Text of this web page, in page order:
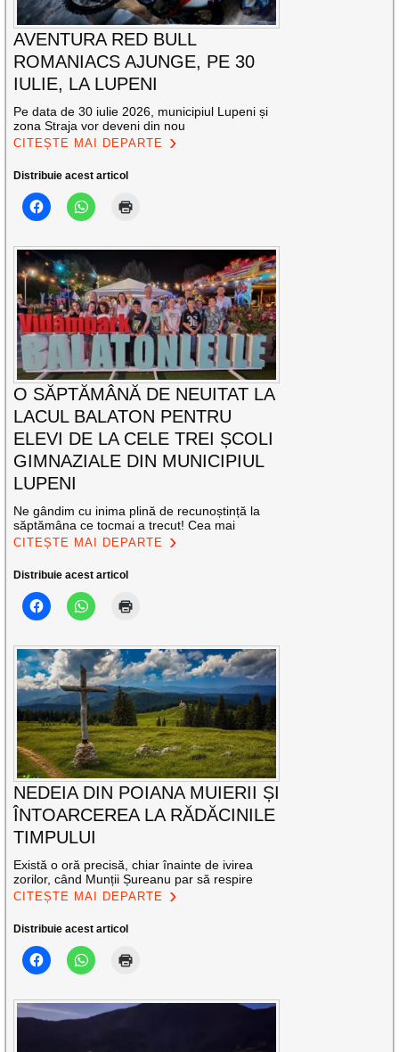
AVENTURA RED BULL
ROMANIACS AJUNGE, PE 30
IULIE, LA LUPENI
Pe data de 30 iulie 2026, municipiul Lupeni și
zona Straja vor deveni din nou
CITEȘTE MAI DEPARTE
Distribuie acest articol
O SĂPTĂMÂNĂ DE NEUITAT LA
LACUL BALATON PENTRU
ELEVI DE LA CELE TREI ȘCOLI
GIMNAZIALE DIN MUNICIPIUL
LUPENI
Ne gândim cu inima plină de recunoștință la
săptămâna ce tocmai a trecut! Cea mai
CITEȘTE MAI DEPARTE
Distribuie acest articol
NEDEIA DIN POIANA MUIERII ȘI
ÎNTOARCEREA LA RĂDĂCINILE
TIMPULUI
Există o oră precisă, chiar înainte de ivirea
zorilor, când Munții Șureanu par să respire
CITEȘTE MAI DEPARTE
Distribuie acest articol